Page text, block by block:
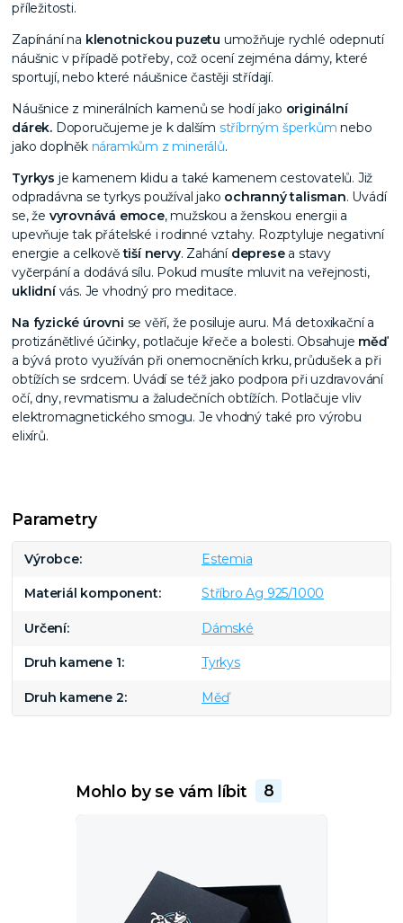
příležitosti.
Zapínání na klenotnickou puzetu umožňuje rychlé odepnutí
náušnic v případě potřeby, což ocení zejména dámy, které
sportují, nebo které náušnice častěji střídají.
Náušnice z minerálních kamenů se hodí jako originální
dárek. Doporučujeme je k dalším stříbrným šperkům nebo
jako doplněk náramkům z minerálů.
Tyrkys je kamenem klidu a také kamenem cestovatelů. Již
odpradávna se tyrkys používal jako ochranný talisman. Uvádí
se, že vyrovnává emoce, mužskou a ženskou energii a
upevňuje tak přátelské i rodinné vztahy. Rozptyluje negativní
energie a celkovětiší nervy. Zahání depresea stavy
vyčerpání a dodává sílu. Pokud musíte mluvit na veřejnosti,
uklidnívás. Je vhodný pro meditace.
Na fyzické úrovni se věří, že posiluje auru. Má detoxikační a
protizánětlivé účinky, potlačuje křeče a bolesti. Obsahuje měď
a bývá proto využíván při onemocněních krku, průdušek a při
obtížích se srdcem. Uvádí se též jako podpora při uzdravování
očí, dny, revmatismu a žaludečních obtížích. Potlačuje vliv
elektromagnetického smogu. Je vhodný také pro výrobu
elixírů.
Parametry
Výrobce Estemia
Materiál komponent Stříbro Ag 925/1000
Určení Dámské
Druh kamene 1 Tyrkys
Druh kamene 2 Měď
Mohlo by se vám líbit 8